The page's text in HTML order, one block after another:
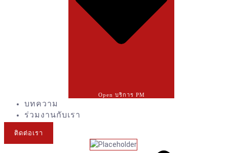
Open บริการ PM
บทความ
ร่วมงานกับเรา
ติดต่อเรา